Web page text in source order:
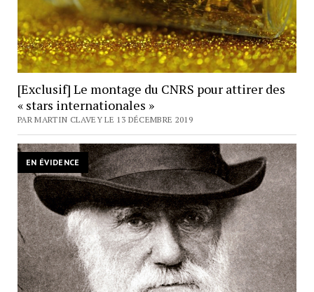
[Exclusif] Le montage du CNRS pour attirer des
« stars internationales »
PAR MARTIN CLAVEY LE 13 DÉCEMBRE 2019
EN ÉVIDENCE